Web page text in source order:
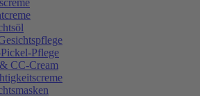
Pflege
CC-Cream